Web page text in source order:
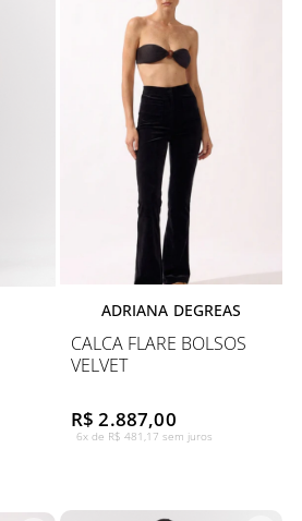
ADRIANA DEGREAS
CALCA FLARE BOLSOS
VELVET
R$ 2.887,00
6x de R$ 481,17 sem juros